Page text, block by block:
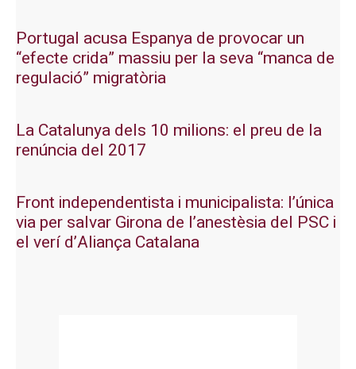
Portugal acusa Espanya de provocar un
“efecte crida” massiu per la seva “manca de
regulació” migratòria
La Catalunya dels 10 milions: el preu de la
renúncia del 2017
Front independentista i municipalista: l’única
via per salvar Girona de l’anestèsia del PSC i
el verí d’Aliança Catalana